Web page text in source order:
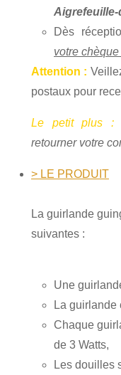
Dès
votre
Attention :
postaux pour
Le petit plus :
retourner votre
> LE PRODUIT
La guirlande
suivantes :
Une
La guirlande
Chaque
de 3 Watts,
Les douilles